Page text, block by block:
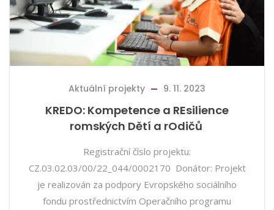
Aktuální projekty 9. 11. 2023
KREDO: Kompetence a REsilience
romských Dětí a rOdičů
Registrační číslo projektu:
CZ.03.02.03/00/22_044/0002170 Donátor: Projekt
je realizován za podpory Evropského sociálního
fondu prostřednictvím Operačního programu